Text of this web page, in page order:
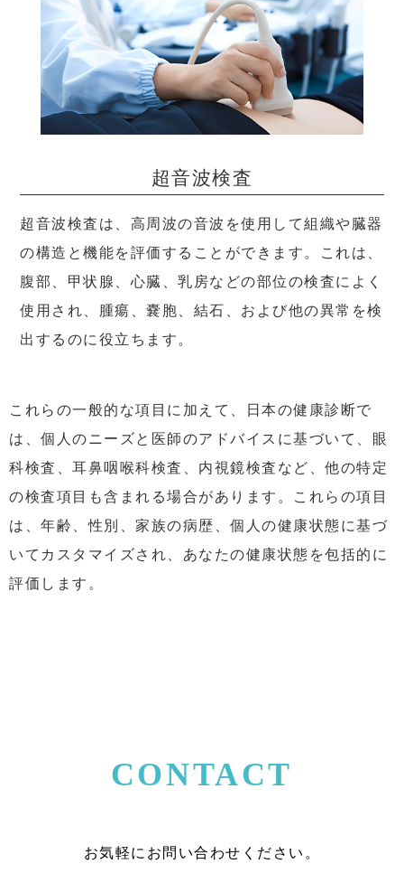
超音波検査
超音波検査は、高周波の音波を使用して組織や臓器
の構造と機能を評価することができます。これは、
腹部、甲状腺、心臓、乳房などの部位の検査によく
使用され、腫瘍、嚢胞、結石、および他の異常を検
出するのに役立ちます。
これらの一般的な項目に加えて、日本の健康診断で
は、個人のニーズと医師のアドバイスに基づいて、眼
科検査、耳鼻咽喉科検査、内視鏡検査など、他の特定
の検査項目も含まれる場合があります。これらの項目
は、年齢、性別、家族の病歴、個人の健康状態に基づ
いてカスタマイズされ、あなたの健康状態を包括的に
評価します。
CONTACT
お気軽にお問い合わせください。